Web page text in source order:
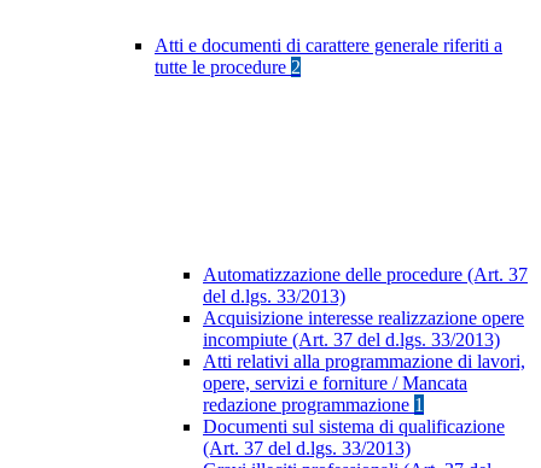
Atti e documenti di carattere generale riferiti a
tutte le procedure 2
Automatizzazione delle procedure (Art. 37
del d.lgs. 33/2013)
Acquisizione interesse realizzazione opere
incompiute (Art. 37 del d.lgs. 33/2013)
Atti relativi alla programmazione di lavori,
opere, servizi e forniture / Mancata
redazione programmazione 1
Documenti sul sistema di qualificazione
(Art. 37 del d.lgs. 33/2013)